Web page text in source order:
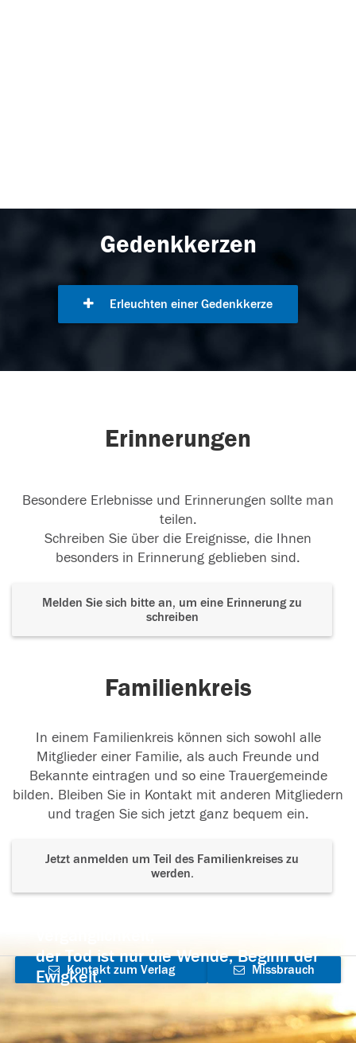
Gedenkkerzen
Erleuchten einer Gedenkkerze
Erinnerungen
Besondere Erlebnisse und Erinnerungen sollte man
teilen.
Schreiben Sie über die Ereignisse, die Ihnen
besonders in Erinnerung geblieben sind.
Melden Sie sich bitte an, um eine Erinnerung zu
schreiben
Familienkreis
In einem Familienkreis können sich sowohl alle
Mitglieder einer Familie, als auch Freunde und
Bekannte eintragen und so eine Trauergemeinde
bilden. Bleiben Sie in Kontakt mit anderen Mitgliedern
und tragen Sie sich jetzt ganz bequem ein.
Jetzt anmelden um Teil des Familienkreises zu
werden.
der Tod ist nur die Wende, Beginn der
Ewigkeit.
Kontakt zum Verlag
aufnehmen
Missbrauch